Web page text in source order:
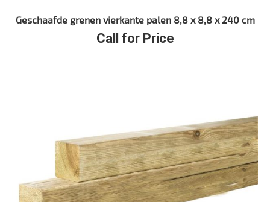
Geschaafde grenen vierkante palen 8,8 x 8,8 x 240 cm
Call for Price